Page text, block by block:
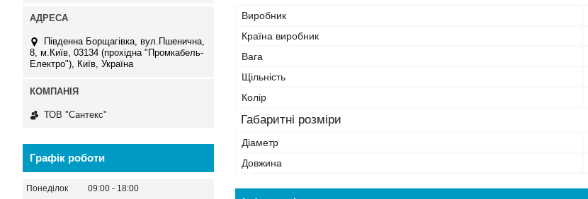
Виробник
Країна виробник
Вага
Щільність
Колір
Габаритні розміри
Діаметр
Довжина
Південна Борщагівка, вул.Пшенична,
8, м.Київ, 03134 (прохідна "Промкабель-
Електро"), Київ, Україна
ТОВ "Сантекс"
Графік роботи
Понеділок 09:00 18:00